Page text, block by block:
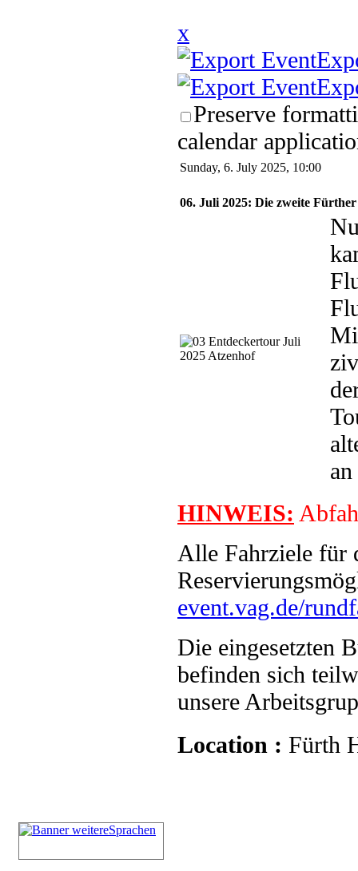
x
Preserve
calendar
Sunday, 6. July 2025, 10:00
06. Juli 2025: Die zweite
HINWEIS:
Alle Fahrziele für
event.vag.de/
Die eingesetzten
befinden sich
unsere
Location : Fürth